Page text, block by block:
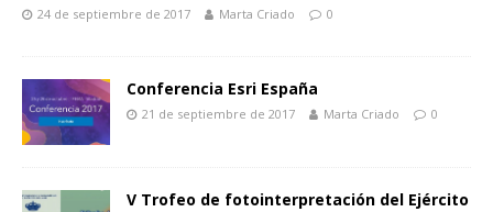
24 de septiembre de 2017 Marta Criado 0
Conferencia Esri España
21 de septiembre de 2017 Marta Criado 0
V Trofeo de fotointerpretación del Ejército